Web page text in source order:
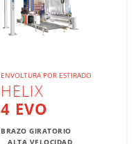
ENVOLTURA POR ESTIRADO
HELIX
4 EVO
BRAZO GIRATORIO
ALTA VELOCIDAD